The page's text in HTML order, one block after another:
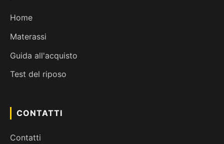
Home
Materassi
Guida all'acquisto
Test del riposo
CONTATTI
Contatti